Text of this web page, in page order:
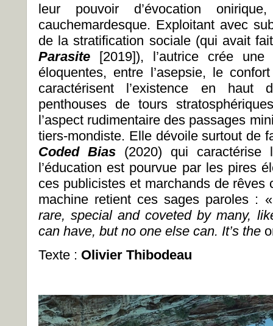
leur pouvoir d’évocation
cauchemardesque. Exploitant avec
de la stratification sociale (qui avait
Parasite [2019]), l’autrice crée une
éloquentes, entre l’asepsie, le
caractérisent l’existence en
penthouses de tours
l’aspect rudimentaire des passages
tiers-mondiste. Elle dévoile surtout de
Coded Bias (2020) qui caractérise
l’éducation est pourvue par les pires
ces publicistes et marchands de rêves
machine retient ces sages paroles :
rare, special and coveted by many,
can have, but no one else can. It’s the
Texte : Olivier Thibodeau